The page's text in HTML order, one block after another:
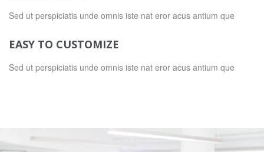
Sed ut perspiciatis unde omnis iste nat eror acus antium que
EASY TO CUSTOMIZE
Sed ut perspiciatis unde omnis iste nat eror acus antium que